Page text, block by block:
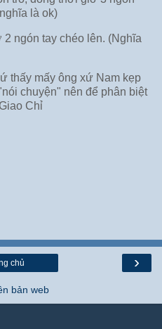
là ok)
ngón tay chéo lên. (Nghĩa
thấy mấy ông xứ Nam kẹp
chuyện" nên để phân biệt
Chỉ
›
chủ
bản web